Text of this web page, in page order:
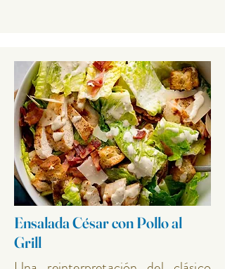
Ensalada César con Pollo al
Grill